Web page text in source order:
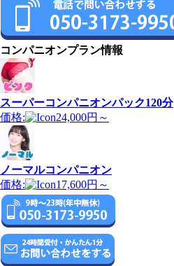
コンパニオンプラン情報
スーパーコンパニオンパック120分
価格:
24,000円～
ノーマルコンパニオン
価格:
17,600円～